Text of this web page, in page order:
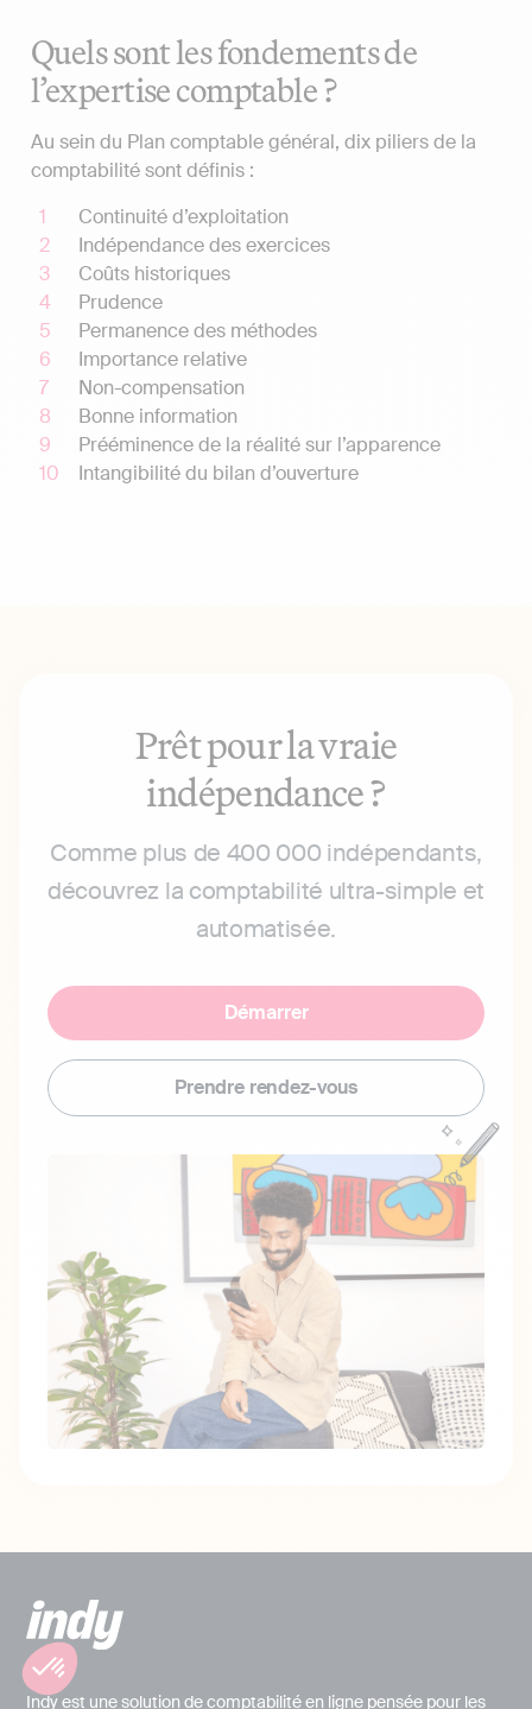
Quels sont les fondements de
l’expertise comptable ?
Au sein du Plan comptable général, dix piliers de la
comptabilité sont définis :
Continuité d’exploitation
Indépendance des exercices
Coûts historiques
Prudence
Permanence des méthodes
Importance relative
Non-compensation
Bonne information
Prééminence de la réalité sur l’apparence
Intangibilité du bilan d’ouverture
Prêt pour la vraie
indépendance ?
Comme plus de 400 000 indépendants,
découvrez la comptabilité ultra-simple et
automatisée.
Démarrer
Prendre rendez-vous
Indy est une solution de comptabilité en ligne pensée pour les